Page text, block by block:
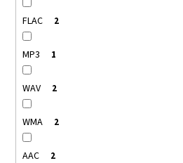
FLAC 2
MP3 1
WAV 2
WMA 2
AAC 2